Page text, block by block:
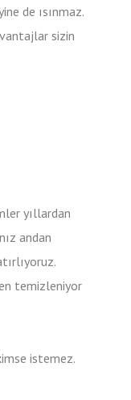
de ısınmaz.
sizin
yıllardan
andan
temizleniyor
istemez.